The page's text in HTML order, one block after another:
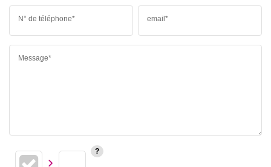
N° de téléphone* email*
Message*